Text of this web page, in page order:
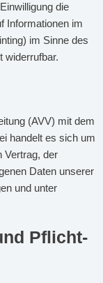
die
Informationen im
im Sinne des
widerrufbar.
(AVV) mit dem
handelt es sich um
Vertrag, der
Daten unserer
und unter
Pflicht­